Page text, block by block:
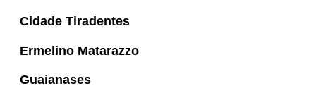
Cidade Tiradentes
Ermelino Matarazzo
Guaianases